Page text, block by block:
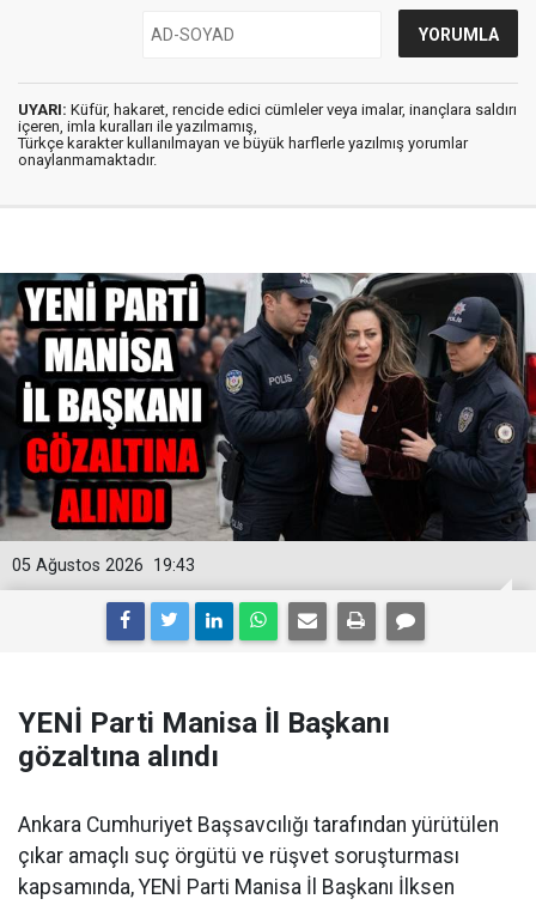
UYARI: Küfür, hakaret, rencide edici cümleler veya imalar, inançlara saldırı
içeren, imla kuralları ile yazılmamış,
Türkçe karakter kullanılmayan ve büyük harflerle yazılmış yorumlar
onaylanmamaktadır.
19:43
05 Ağustos 2026
YENİ Parti Manisa İl Başkanı
gözaltına alındı
Ankara Cumhuriyet Başsavcılığı tarafından yürütülen
çıkar amaçlı suç örgütü ve rüşvet soruşturması
kapsamında, YENİ Parti Manisa İl Başkanı İlksen